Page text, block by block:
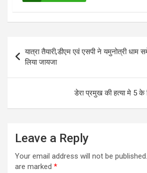
navigation
यात्रा तैयारी,डीएम एवं एसपी ने यमुनोत्री धाम
लिया जायजा
डेरा प्रमुख की हत्या मे 5
Leave a Reply
Your email address will not be published.
are marked *